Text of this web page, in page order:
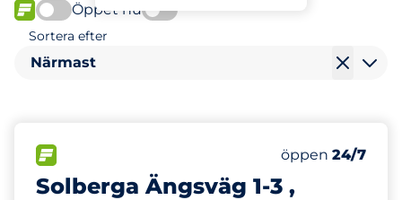
FLÖDE
Öppet nu
Sortera efter
Närmast
Solberga Ängsväg 1-3 ,
Antal
Totalt antal
Electric Car
Lördag
öppen 24/7